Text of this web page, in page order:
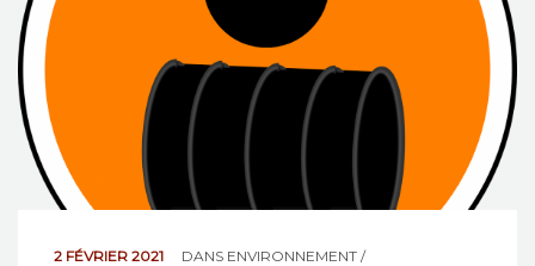
LA CCA-GE
NOS ACTIONS
CONTACT
2 FÉVRIER 2021 DANS ENVIRONNEMENT /